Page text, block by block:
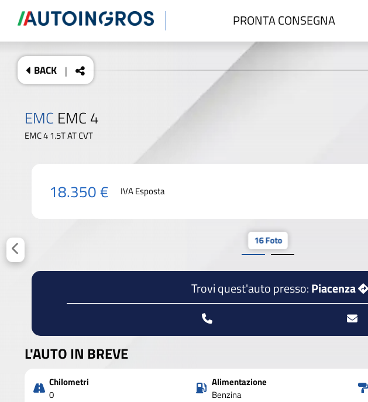
PRONTA CONSEGNA
BACK |
EMC EMC 4
EMC 4 1.5T AT CVT
18.350 € IVA Esposta
16 Foto
Trovi quest'auto presso:Piacenza
L'AUTO IN BREVE
Chilometri
0
Alimentazione
Benzina